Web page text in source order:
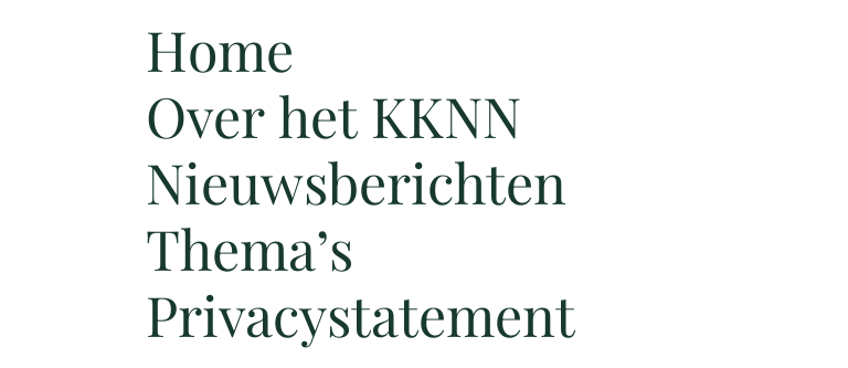
Home
Over het KKNN
Nieuwsberichten
Thema’s
Privacystatement